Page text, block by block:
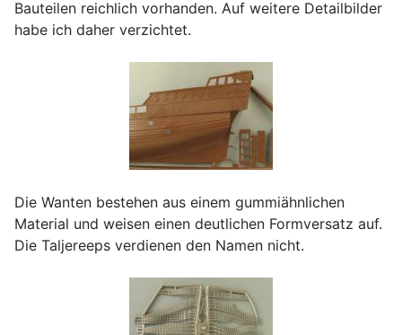
Bauteilen reichlich vorhanden. Auf weitere Detailbilder
habe ich daher verzichtet.
Die Wanten bestehen aus einem gummiähnlichen
Material und weisen einen deutlichen Formversatz auf.
Die Taljereeps verdienen den Namen nicht.